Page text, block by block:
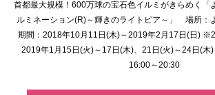
首都最大規模！600万球の宝石色イルミがきらめく「
ルミネーション(R)～輝きのライトピア～」 場所
期間：2018年10月11日(木)～2019年2月17日(日)
2019年1月15日(火)～17日(木)、21日(火)～24日(木
16:00～20:30